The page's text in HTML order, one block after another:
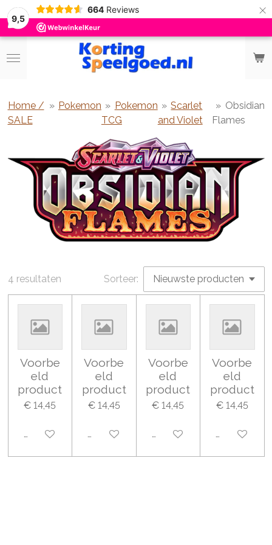
9,5
664 Reviews ×
Home /
SALE
» Pokemon » Pokemon
TCG
» Scarlet
and Violet
» Obsidian
Flames
4 resultaten Sorteer:
Voorbe
eld
product
€ 14,45
Uitgeschakeld
Voorbe
eld
product
€ 14,45
Uitgeschakeld
Voorbe
eld
product
€ 14,45
Uitgeschakeld
Voorbe
eld
product
€ 14,45